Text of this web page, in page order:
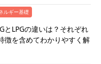
ルギー基礎
とLPGの違いは？それぞれ
徴を含めてわかりやすく解